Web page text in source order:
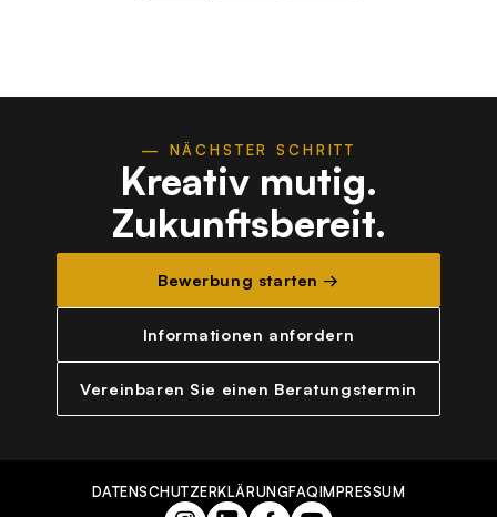
— NÄCHSTER SCHRITT
Kreativ mutig.
Zukunftsbereit.
Bewerbung starten →
Informationen anfordern
Vereinbaren Sie einen Beratungstermin
DATENSCHUTZERKLÄRUNGFAQIMPRESSUM